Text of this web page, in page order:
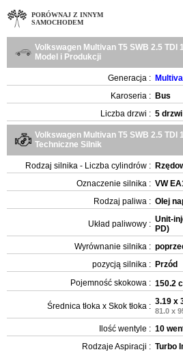
PORÓWNAJ Z INNYM
SAMOCHODEM
Volkswagen Multivan T5 SWB 2.5 TDI
Model i Produkcji
Generacja :
Karoseria : Bus
Liczba drzwi : 5 drzwi
Volkswagen Multivan T5 SWB 2.5 TDI
Techniczne Silnik
Rodzaj silnika - Liczba cylindrów :
Oznaczenie silnika : VW
Rodzaj paliwa : Olej
Układ paliwowy : Unit-
PD)
Wyrównanie silnika :
pozycją silnika : Przód
Pojemność skokowa : 150.2
Średnica tłoka x Skok tłoka : 3.19 x
81.0 x
Ilość wentyle : 10
Rodzaje Aspiracji : Turbo